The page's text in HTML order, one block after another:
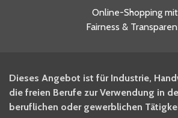
Ja, ich habe die
Datenschutzhinweise
und akzeptiere diese.
BITO Newsletter
Intralogistiker
Online-Shopping mit
Fairness &
Dieses Angebot ist für Industrie,
die freien Berufe zur Verwendung in
beruflichen oder gewerblichen